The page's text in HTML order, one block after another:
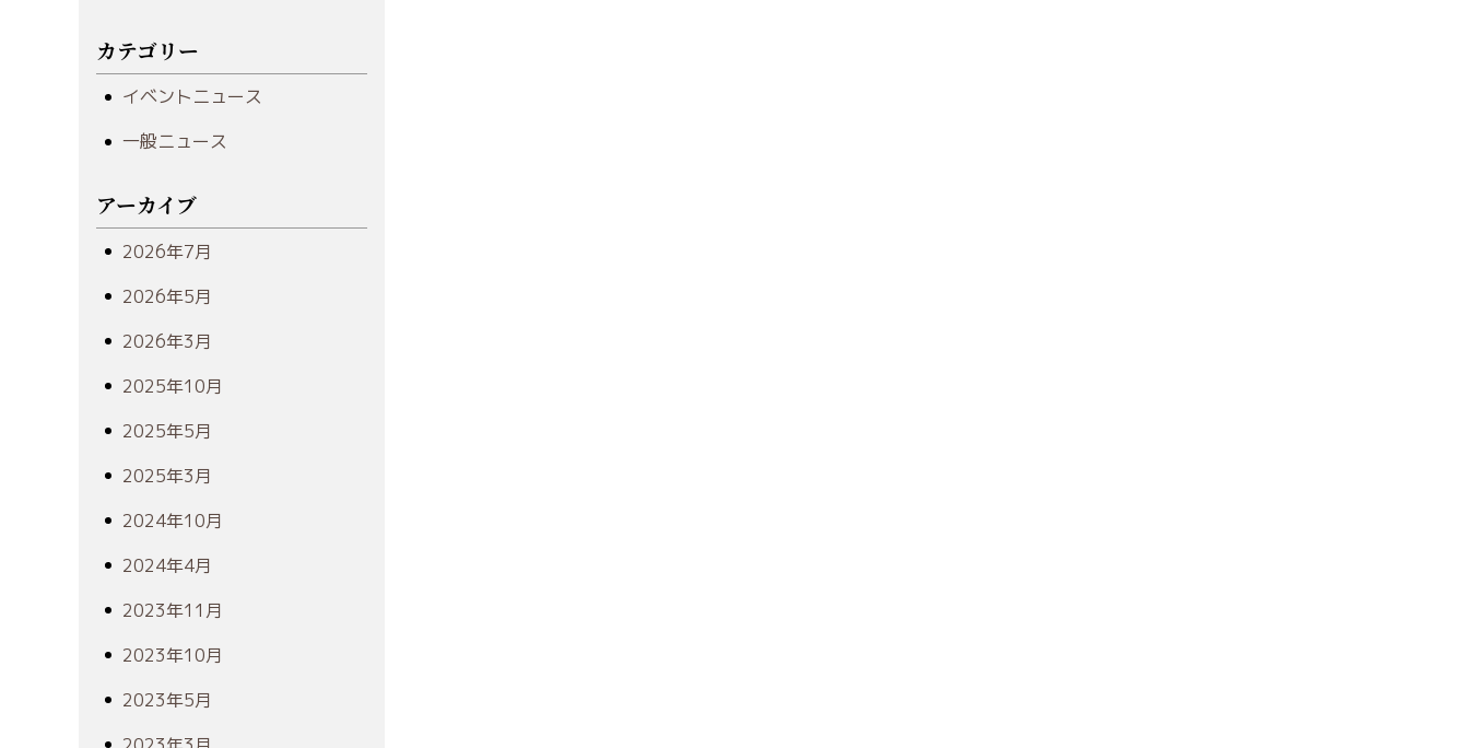
カテゴリー
イベントニュース
一般ニュース
アーカイブ
2026年7月
2026年5月
2026年3月
2025年10月
2025年5月
2025年3月
2024年10月
2024年4月
2023年11月
2023年10月
2023年5月